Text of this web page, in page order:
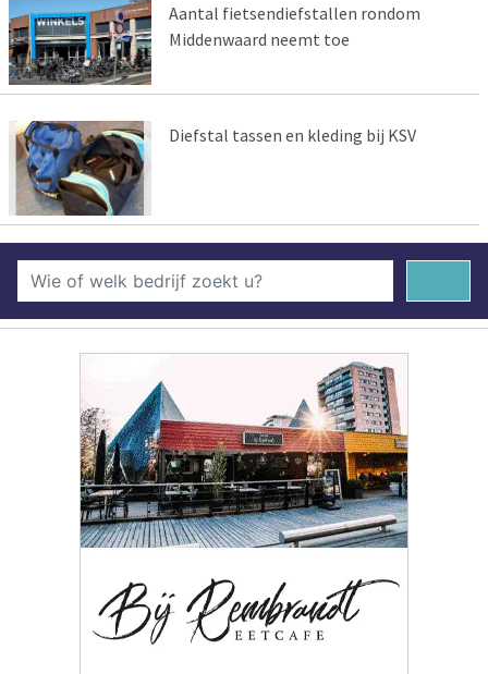
Aantal fietsendiefstallen rondom
Middenwaard neemt toe
Diefstal tassen en kleding bij KSV